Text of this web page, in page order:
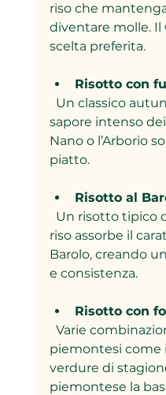
riso che
diventare molle. Il
scelta preferita.
Risotto con
sapore intenso
Nano o l’Arborio
piatto.
Risotto al
riso assorbe il
Barolo, creando
e consistenza.
Risotto con
piemontesi come
verdure di
piemontese la